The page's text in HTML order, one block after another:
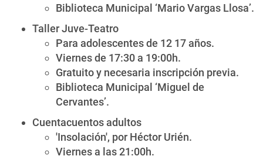
Biblioteca Municipal ‘Mario Vargas Llosa’.
Taller Juve-Teatro
Para adolescentes de 12 17 años.
Viernes de 17:30 a 19:00h.
Gratuito y necesaria inscripción previa.
Biblioteca Municipal ‘Miguel de
Cervantes’.
Cuentacuentos adultos
'Insolación', por Héctor Urién.
Viernes a las 21:00h.